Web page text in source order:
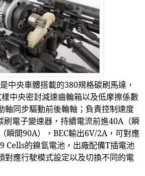
中央車體搭載的380規格碳刷馬達，
中央密封減速齒輪箱以及低摩擦係數
軸同步驅動前後輪軸；負責控制速度
刷電子變速器，持續電流前進40A（瞬
瞬間90A）， BEC輸出6V/2A，可對應
Cells的鎳氫電池，出廠配備T插電池
對應行駛模式設定以及切換不同的電